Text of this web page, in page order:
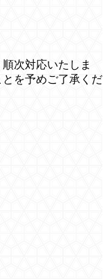
次対応いたしま
を予めご了承くだ